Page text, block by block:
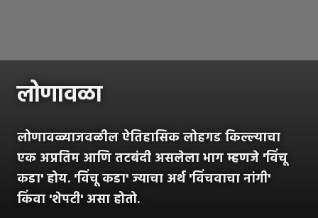
लोणावळा
लोणावळ्याजवळील ऐतिहासिक लोहगड किल्ल्याचा
एक अप्रतिम आणि तटबंदी असलेला भाग म्हणजे 'विंचू
कडा' होय. 'विंचू कडा' ज्याचा अर्थ 'विंचवाचा नांगी'
किंवा 'शेपटी' असा होतो.